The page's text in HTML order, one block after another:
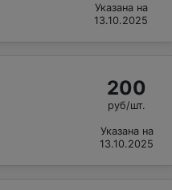
Указана на
13.10.2025
200
руб/шт.
Указана на
13.10.2025